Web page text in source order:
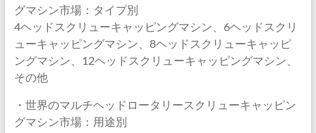
グマシン市場：タイプ別
4ヘッドスクリューキャッピングマシン、6ヘッドスクリ
ューキャッピングマシン、8ヘッドスクリューキャッピ
ングマシン、12ヘッドスクリューキャッピングマシン、
その他
・世界のマルチヘッドロータリースクリューキャッピン
グマシン市場：用途別